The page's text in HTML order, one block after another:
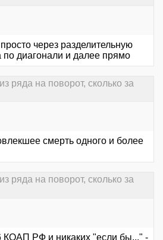
через разделительную
диагонали и далее прямо
ряда на поворот, сколько за
смерть одного и более
ряда на поворот, сколько за
КОАП РФ и никаких "если бы..." -